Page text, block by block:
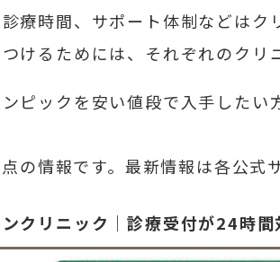
療時間、サポート体制などは
けるためには、それぞれのクリ
ピックを安い値段で入手した
の情報です。最新情報は各公式
クリニック｜診療受付が24時